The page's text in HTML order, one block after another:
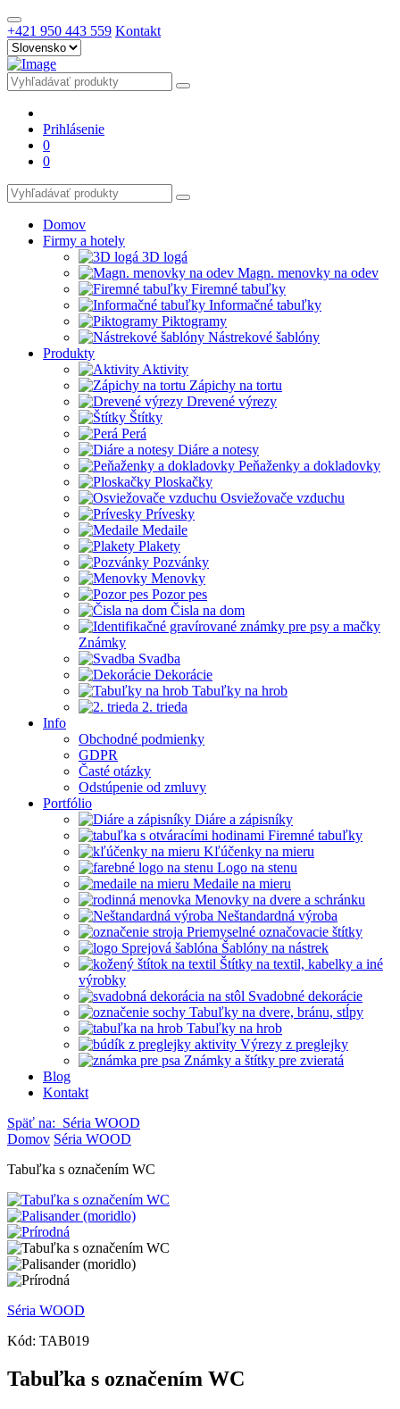
+421 950 443 559 Kontakt
Prihlásenie
0
0
Domov
Firmy a hotely
3D logá
Magn. menovky na odev
Firemné tabuľky
Informačné tabuľky
Piktogramy
Nástrekové šablóny
Produkty
Aktivity
Zápichy na tortu
Drevené výrezy
Štítky
Perá
Diáre a notesy
Peňaženky a dokladovky
Ploskačky
Osviežovače vzduchu
Prívesky
Medaile
Plakety
Pozvánky
Menovky
Pozor pes
Čisla na dom
Známky
Svadba
Dekorácie
Tabuľky na hrob
2. trieda
Info
Obchodné podmienky
GDPR
Časté otázky
Odstúpenie od zmluvy
Portfólio
Diáre a zápisníky
Firemné tabuľky
Kľúčenky na mieru
Logo na stenu
Medaile na mieru
Menovky na dvere a schránku
Neštandardná výroba
Priemyselné označovacie štítky
Šablóny na nástrek
Štítky na textil, kabelky a iné
výrobky
Svadobné dekorácie
Tabuľky na dvere, bránu, stĺpy
Tabuľky na hrob
Výrezy z preglejky
Známky a štítky pre zvieratá
Blog
Kontakt
Späť na: Séria WOOD
Domov Séria WOOD
Tabuľka s označením WC
Séria WOOD
Kód: TAB019
Tabuľka s označením WC